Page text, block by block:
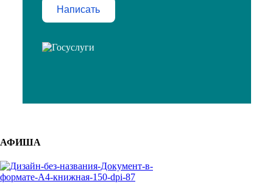
Написать
АФИША